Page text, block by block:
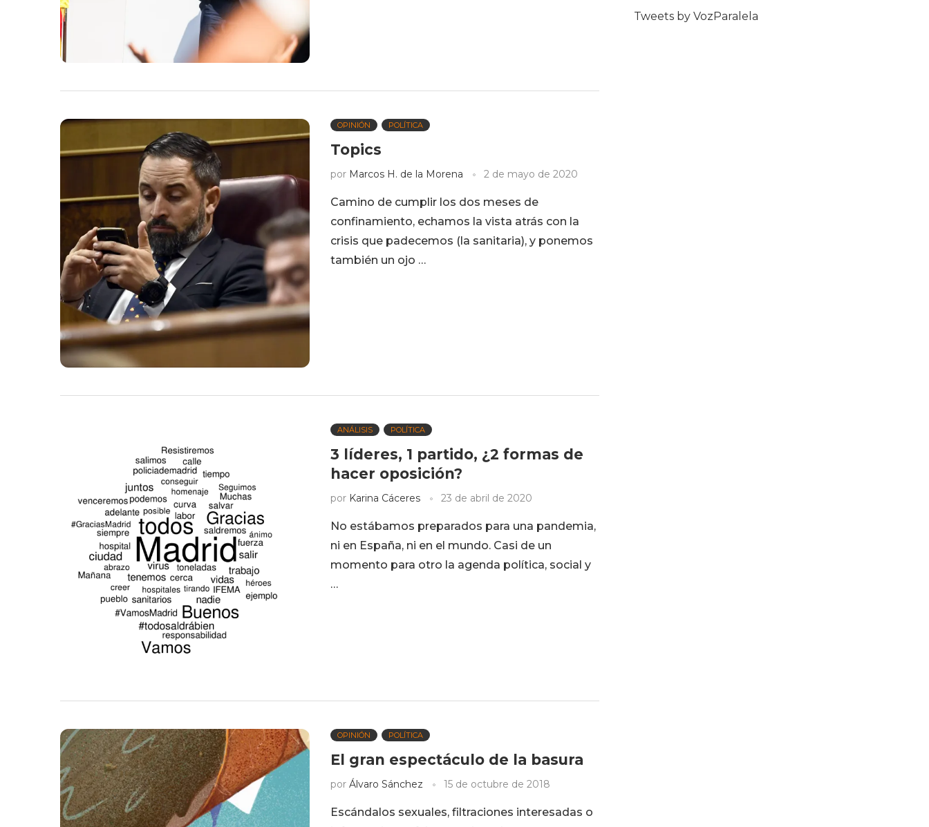
OPINIÓN POLÍTICA
Topics
por Marcos H. de la Morena 2 de mayo de 2020
Camino de cumplir los dos meses de
confinamiento, echamos la vista atrás con la
crisis que padecemos (la sanitaria), y ponemos
también un ojo …
ANÁLISIS POLÍTICA
3 líderes, 1 partido, ¿2 formas de
hacer oposición?
por Karina Cáceres 23 de abril de 2020
No estábamos preparados para una pandemia,
ni en España, ni en el mundo. Casi de un
momento para otro la agenda política, social y
…
OPINIÓN POLÍTICA
El gran espectáculo de la basura
por Álvaro Sánchez 15 de octubre de 2018
Escándalos sexuales, filtraciones interesadas o
Tweets by VozParalela